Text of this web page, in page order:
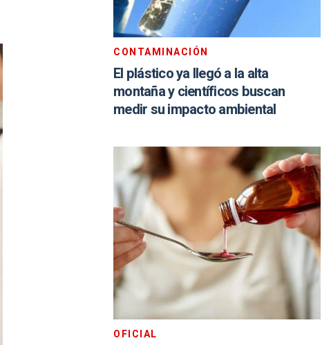
CONTAMINACIÓN
El plástico ya llegó a la alta
montaña y científicos buscan
medir su impacto ambiental
OFICIAL